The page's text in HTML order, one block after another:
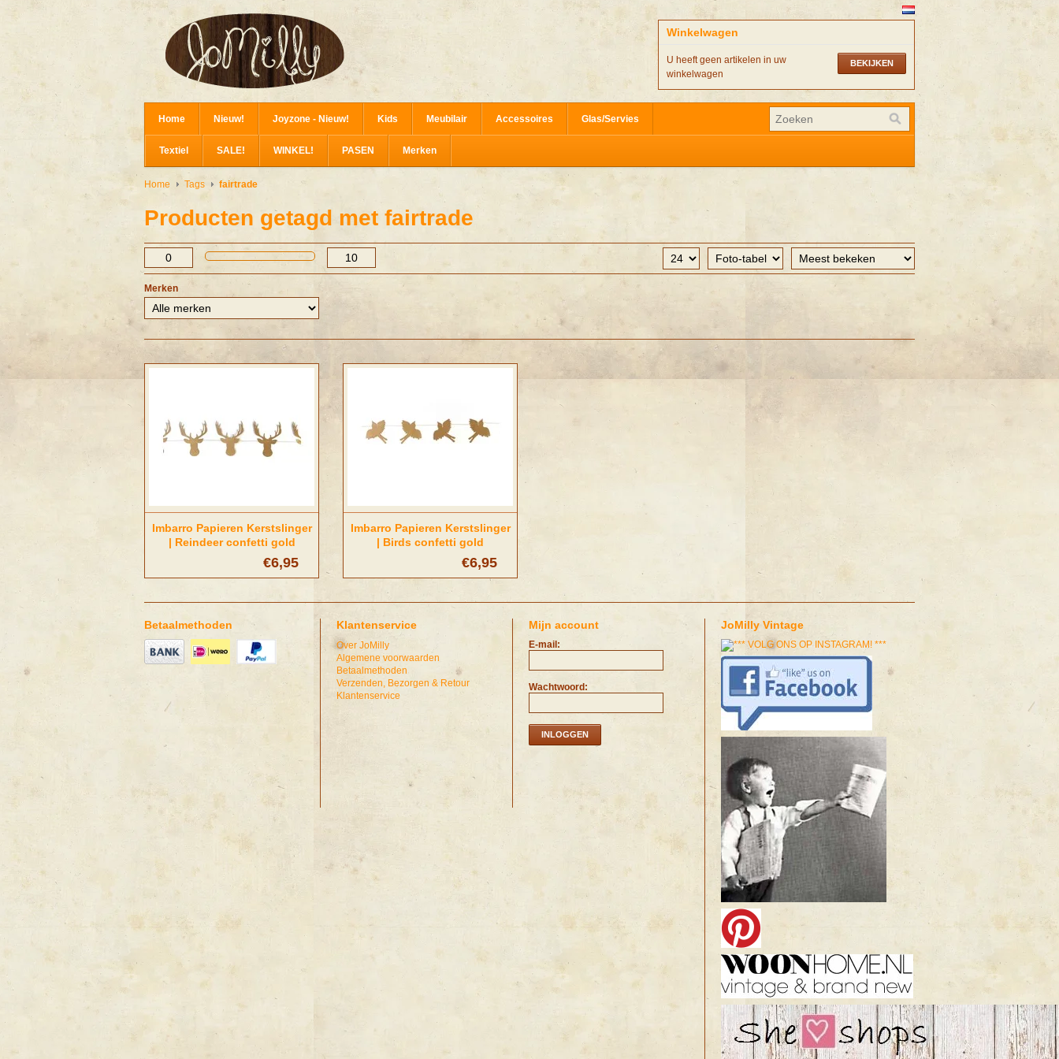
Winkelwagen
BEKIJKEN
U heeft geen artikelen in uw
winkelwagen
Home Nieuw! Joyzone - Nieuw! Kids Meubilair Accessoires Glas/Servies
Textiel SALE! WINKEL! PASEN Merken
Home Tags fairtrade
Producten getagd met fairtrade
Merken
Imbarro Papieren Kerstslinger
| Reindeer confetti gold
€6,95
Imbarro Papieren Kerstslinger
| Birds confetti gold
€6,95
Betaalmethoden Klantenservice
Over JoMilly
Algemene voorwaarden
Betaalmethoden
Verzenden, Bezorgen & Retour
Klantenservice
Mijn account
E-mail:
Wachtwoord:
INLOGGEN
JoMilly Vintage